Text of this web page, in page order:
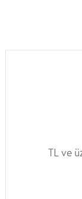
TL ve